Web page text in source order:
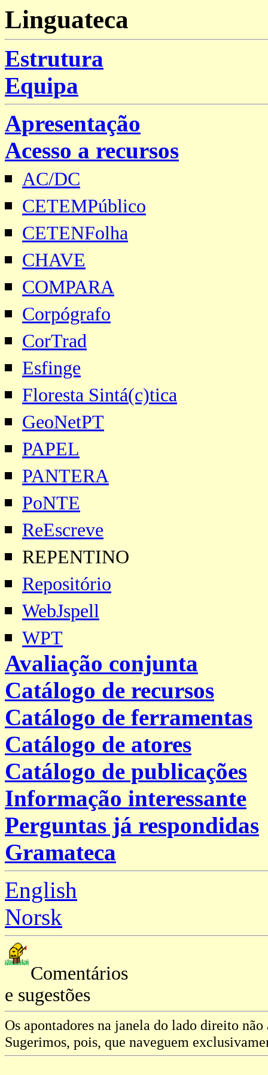
Linguateca
Estrutura
Equipa
Apresentação
Acesso a recursos
AC/DC
CETEMPúblico
CETENFolha
CHAVE
COMPARA
Corpógrafo
CorTrad
Esfinge
Floresta Sintá(c)tica
GeoNetPT
PAPEL
PANTERA
PoNTE
ReEscreve
REPENTINO
Repositório
WebJspell
WPT
Avaliação conjunta
Catálogo de recursos
Catálogo de ferramentas
Catálogo de atores
Catálogo de publicações
Informação interessante
Perguntas já respondidas
Gramateca
English
Norsk
Comentários
e sugestões
Os apontadores na janela do lado direito
Sugerimos, pois, que naveguem